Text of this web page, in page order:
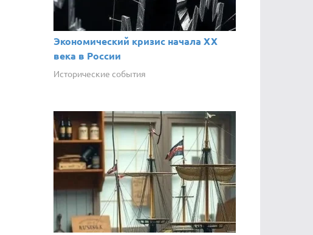
Экономический кризис начала XX
века в России
Исторические события